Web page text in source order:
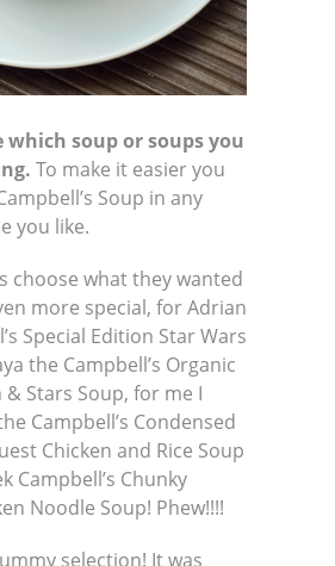
which soup or soups you
To make it easier you
Soup in any
you like.
choose what they wanted
more special, for Adrian
Special Edition Star Wars
the Campbell’s Organic
& Stars Soup, for me I
Campbell’s Condensed
Chicken and Rice Soup
Campbell’s Chunky
Noodle Soup! Phew!!!!
selection! It was